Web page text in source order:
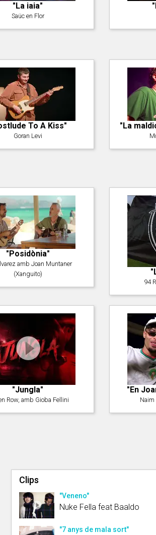
"La iaia"
Saüc en Flor
To A Kiss"
Goran Levi
"La
"Posidònia"
amb Joan Muntaner
(Xanguito)
94
"Jungla"
Row, amb Gioba Fellini
"En
Naim
Clips
"Veneno"
Nuke Fella feat Baaldo
"7 anys de mala sort"